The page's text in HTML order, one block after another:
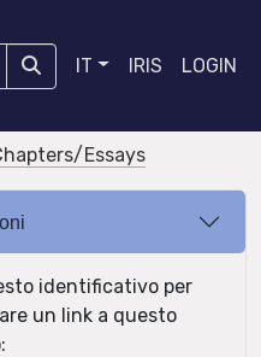
IT IRIS LOGIN
Essays
identificativo per
un link a questo